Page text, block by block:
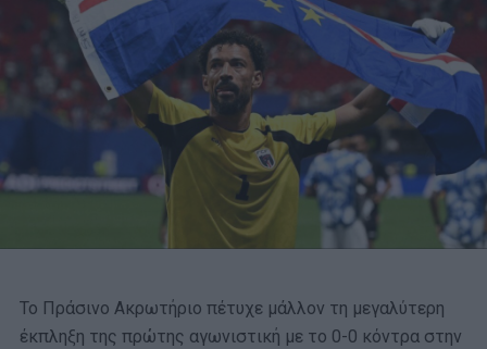
Το Πράσινο Ακρωτήριο πέτυχε μάλλον τη μεγαλύτερη
έκπληξη της πρώτης αγωνιστική με το 0-0 κόντρα στην